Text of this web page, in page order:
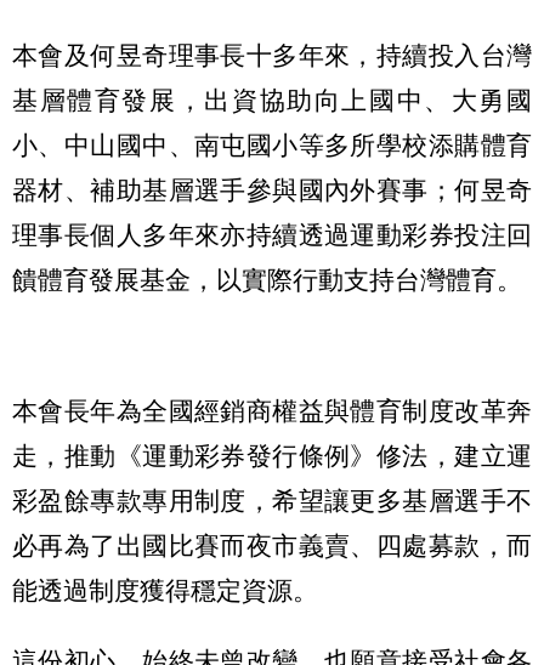
本會及何昱奇理事長十多年來，持續投入台灣
基層體育發展，出資協助向上國中、大勇國
小、中山國中、南屯國小等多所學校添購體育
器材、補助基層選手參與國內外賽事；何昱奇
理事長個人多年來亦持續透過運動彩券投注回
饋體育發展基金，以實際行動支持台灣體育。
本會長年為全國經銷商權益與體育制度改革奔
走，推動《運動彩券發行條例》修法，建立運
彩盈餘專款專用制度，希望讓更多基層選手不
必再為了出國比賽而夜市義賣、四處募款，而
能透過制度獲得穩定資源。